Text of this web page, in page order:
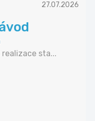
27.07.2026
sta...